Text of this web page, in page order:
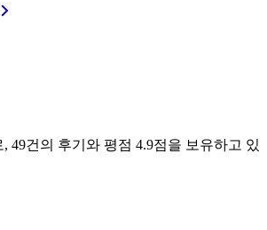
49건의 후기와 평점 4.9점을 보유하고 있